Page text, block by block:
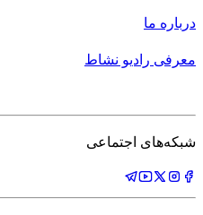
درباره ما
معرفی رادیو نشاط
شبکه‌های اجتماعی